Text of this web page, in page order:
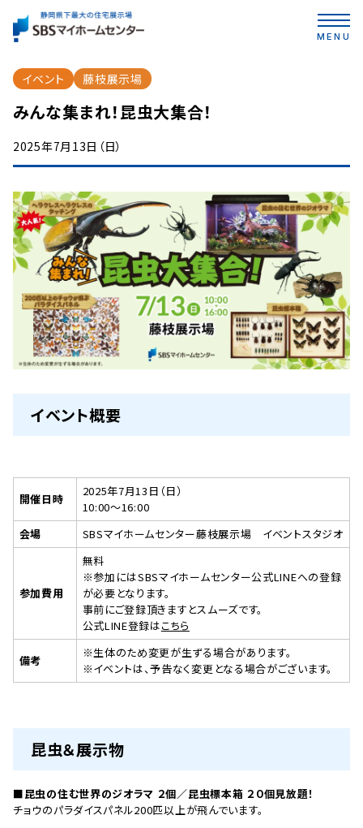
MENU
イベント 藤枝展示場
みんな集まれ！昆虫大集合！
2025年7月13日（日）
イベント概要
開催日時
2025年7月13日（日）
10:00～16:00
会場
SBSマイホームセンター藤枝展示場 イベントスタジオ
参加費用
無料
※参加にはSBSマイホームセンター公式LINEへの登録
が必要となります。
事前にご登録頂きますとスムーズです。
公式LINE登録はこちら
備考
※生体のため変更が生ずる場合があります。
※イベントは、予告なく変更となる場合がございます。
昆虫＆展示物
■昆虫の住む世界のジオラマ ２個／昆虫標本箱 ２０個見放題！
チョウのパラダイスパネル200匹以上が飛んでいます。